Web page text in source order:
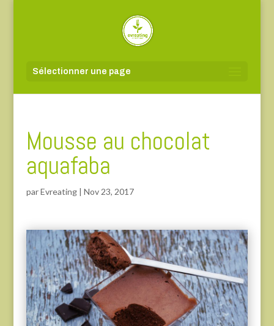
Sélectionner une page
Mousse au chocolat
aquafaba
parEvreating| Nov 23, 2017